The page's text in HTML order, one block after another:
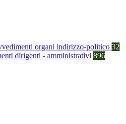
organi indirizzo-politico 32
dirigenti - amministrativi 896